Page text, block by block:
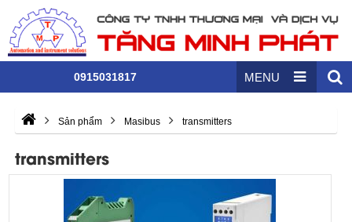
0915031817 MENU
Sản phẩm Masibus transmitters
transmitters